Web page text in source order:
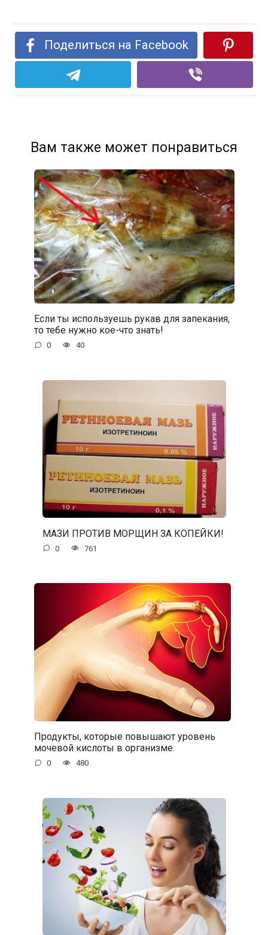
Поделиться на Facebook
Вам также может понравиться
Если ты используешь рукав для запекания,
то тебе нужно кое-что знать!
0 40
МАЗИ ПРОТИВ МОРЩИН ЗА КОПЕЙКИ!
0 761
Продукты, которые повышают уровень
мочевой кислоты в организме.
0 480